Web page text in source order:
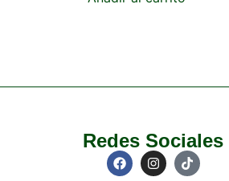
Redes Sociales